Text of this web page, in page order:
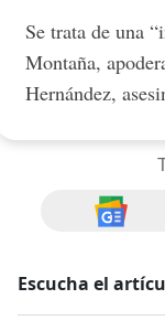
Se trata de una
Montaña,
Hernández,
Escucha el